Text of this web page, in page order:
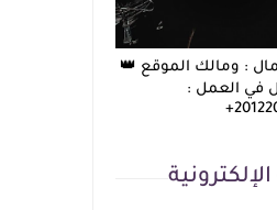
: ومالك الموقع 👑
في العمل :